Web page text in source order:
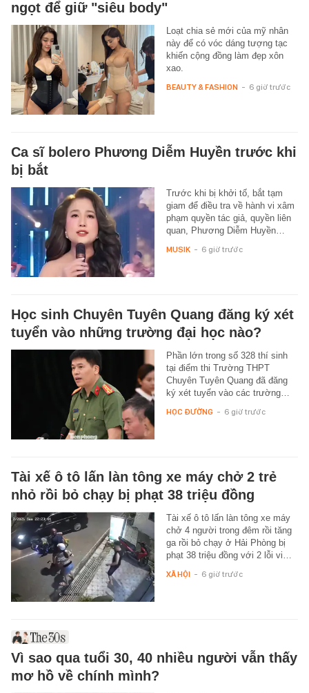
ngọt để giữ "siêu body"
Loạt chia sẻ mới của mỹ nhân
này để có vóc dáng tượng tạc
khiến cộng đồng làm đẹp xôn
xao.
BEAUTY & FASHION - 6 giờ trước
Ca sĩ bolero Phương Diễm Huyền trước khi
bị bắt
Trước khi bị khởi tố, bắt tạm
giam để điều tra về hành vi xâm
phạm quyền tác giả, quyền liên
quan, Phương Diễm Huyền…
MUSIK - 6 giờ trước
Học sinh Chuyên Tuyên Quang đăng ký xét
tuyển vào những trường đại học nào?
Phần lớn trong số 328 thí sinh
tại điểm thi Trường THPT
Chuyên Tuyên Quang đã đăng
ký xét tuyển vào các trường…
HỌC ĐƯỜNG - 6 giờ trước
Tài xế ô tô lấn làn tông xe máy chở 2 trẻ
nhỏ rồi bỏ chạy bị phạt 38 triệu đồng
Tài xế ô tô lấn làn tông xe máy
chở 4 người trong đêm rồi tăng
ga rồi bỏ chạy ở Hải Phòng bị
phạt 38 triệu đồng với 2 lỗi vi…
XÃ HỘI - 6 giờ trước
Vì sao qua tuổi 30, 40 nhiều người vẫn thấy
mơ hồ về chính mình?